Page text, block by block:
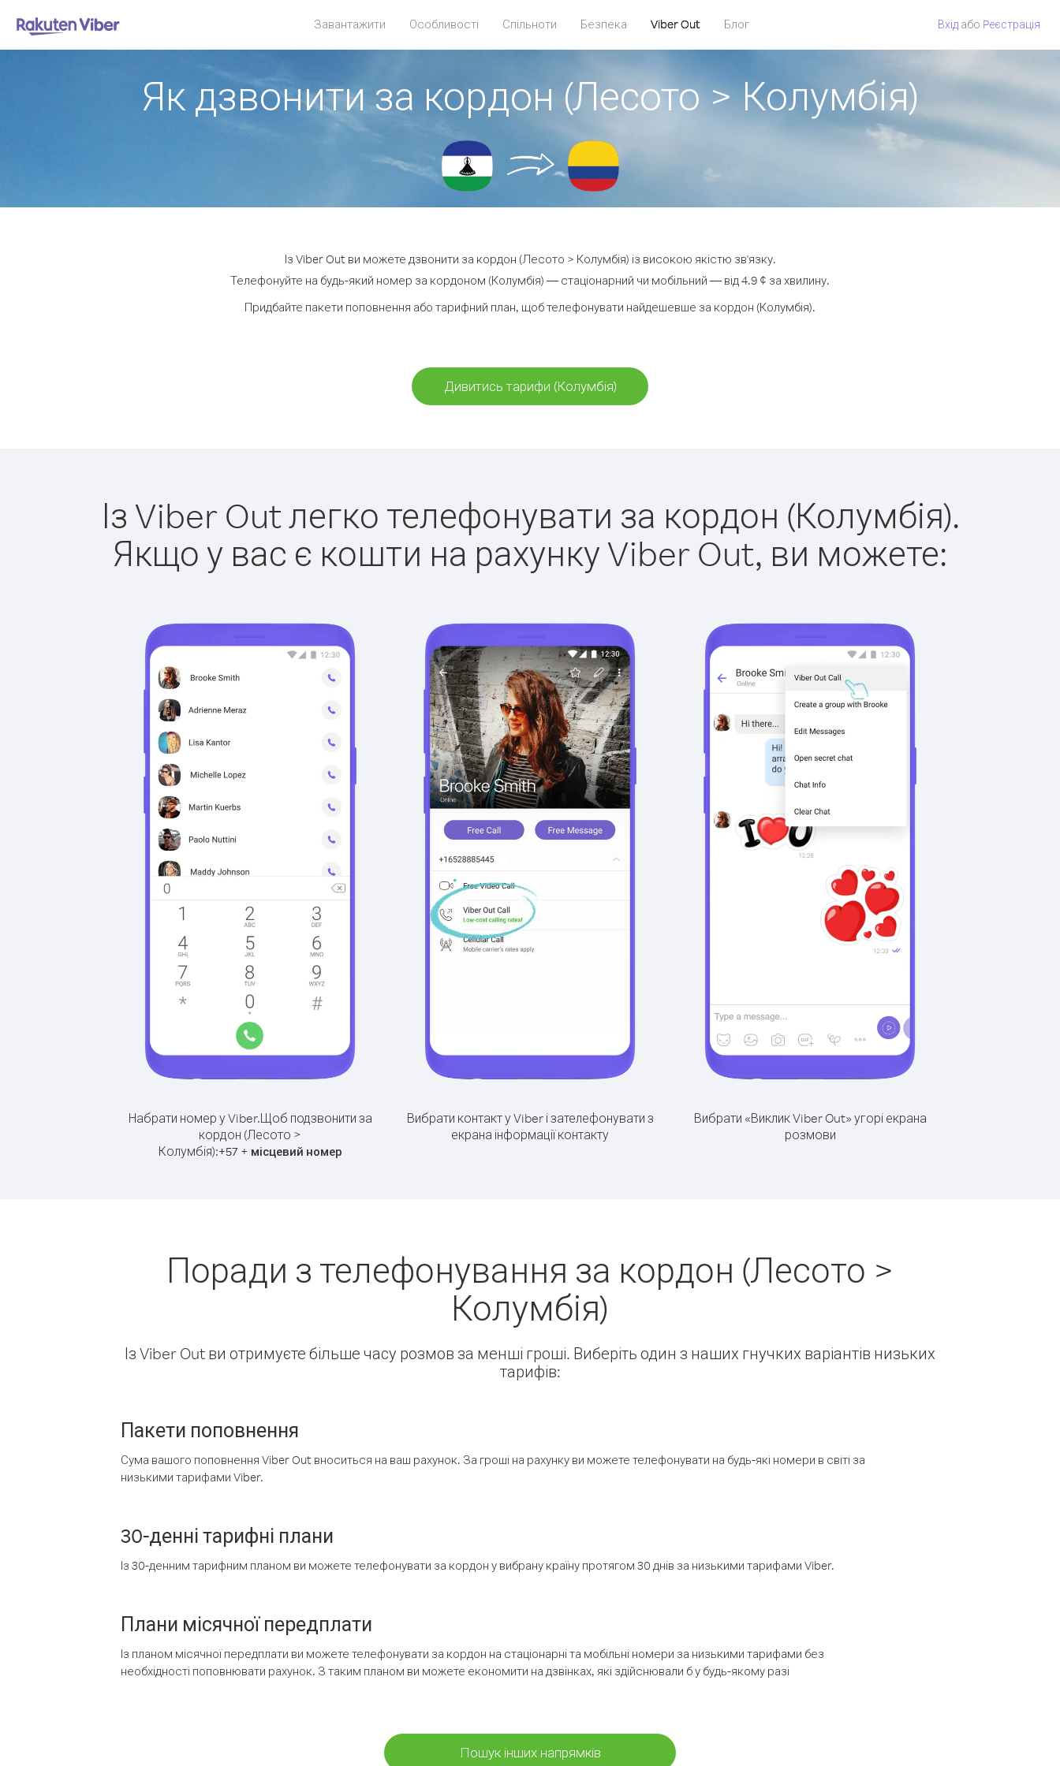
Завантажити Особливості Спільноти Безпека Viber Out Блог Вхід або Pеєстрація
Як дзвонити за кордон (Лесото > Колумбія)
Із Viber Out ви можете дзвонити за кордон (Лесото > Колумбія) із високою якістю зв'язку.
Телефонуйте на будь-який номер за кордоном (Колумбія) — стаціонарний чи мобільний — від 4.9 ¢ за хвилину.
Придбайте пакети поповнення або тарифний план, щоб телефонувати найдешевше за кордон (Колумбія).
Дивитись тарифи (Колумбія)
Із Viber Out легко телефонувати за кордон (Колумбія).
Якщо у вас є кошти на рахунку Viber Out, ви можете:
Набрати номер у Viber.Щоб подзвонити за
кордон (Лесото >
Колумбія):+57+ місцевий номер
Вибрати контакт у Viber і зателефонувати з
екрана інформації контакту
Вибрати «Виклик Viber Out» угорі екрана
розмови
Поради з телефонування за кордон (Лесото >
Колумбія)
Із Viber Out ви отримуєте більше часу розмов за менші гроші. Виберіть один з наших гнучких варіантів низьких
тарифів:
Пакети поповнення
Сума вашого поповнення Viber Out вноситься на ваш рахунок. За гроші на рахунку ви можете телефонувати на будь-які номери в світі за
низькими тарифами Viber.
30-денні тарифні плани
Із 30-денним тарифним планом ви можете телефонувати за кордон у вибрану країну протягом 30 днів за низькими тарифами Viber.
Плани місячної передплати
Із планом місячної передплати ви можете телефонувати за кордон на стаціонарні та мобільні номери за низькими тарифами без
необхідності поповнювати рахунок. З таким планом ви можете економити на дзвінках, які здійснювали б у будь-якому разі
Пошук інших напрямків